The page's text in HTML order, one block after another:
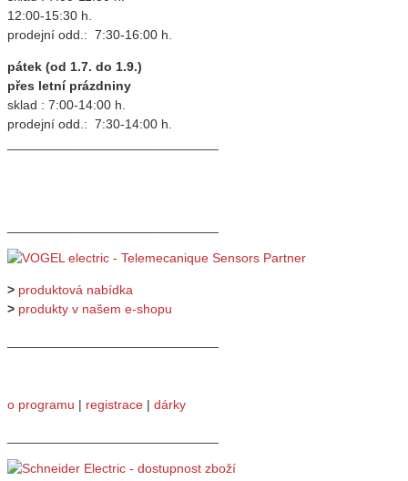
12:00-15:30 h.
prodejní odd.: 7:30-16:00 h.
pátek (od 1.7. do 1.9.)
přes letní prázdniny
sklad : 7:00-14:00 h.
prodejní odd.: 7:30-14:00 h.
> produktová nabídka
> produkty v našem e-shopu
o programu | registrace | dárky